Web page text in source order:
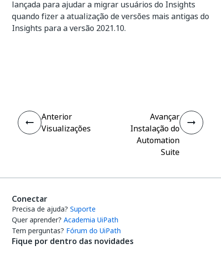
lançada para ajudar a migrar usuários do Insights
quando fizer a atualização de versões mais antigas do
Insights para a versão 2021.10.
Anterior
Visualizações
Avançar
Instalação do
Automation
Suite
Conectar
Precisa de ajuda? Suporte
Quer aprender? Academia UiPath
Tem perguntas? Fórum do UiPath
Fique por dentro das novidades